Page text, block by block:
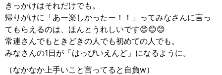
きっかけはそれだけでも。
帰りがけに「あー楽しかったー！！」ってみなさんに言っ
てもらえるのは、ほんとうれしいです😊😊😊
常連さんでもときどきの人でも初めての人でも。
みなさんの1日が「はっぴいえんど」になるように。
（なかなか上手いこと言ってると自負w）